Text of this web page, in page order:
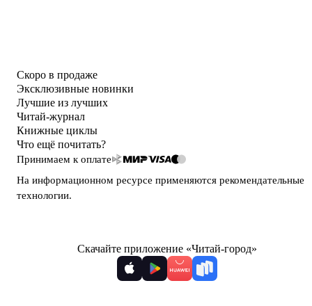
Скоро в продаже
Эксклюзивные новинки
Лучшие из лучших
Читай-журнал
Книжные циклы
Что ещё почитать?
Принимаем к оплате
На информационном ресурсе применяются рекомендательные
технологии.
Скачайте приложение «Читай-город»